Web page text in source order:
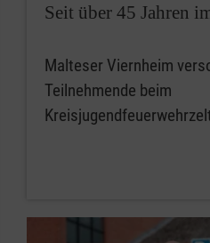
Seit über 45 Jahren
Malteser Viernheim
Teilnehmende beim